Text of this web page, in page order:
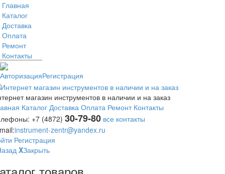
Главная
Каталог
Доставка
Оплата
Ремонт
Контакты
АвторизацияРегистрация
магазин инструментов в наличии и на заказ
Каталог Доставка Оплата Ремонт Контакты
+7 (4872) 30-79-80 все контакты
instrument-zentr@yandex.ru
Регистрация
XЗакрыть